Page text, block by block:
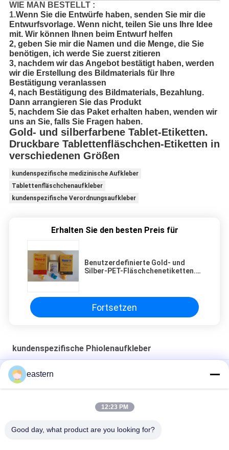
WIE MAN BESTELLT :
1.Wenn Sie die Entwürfe haben, senden Sie mir die
Entwurfsvorlage. Wenn nicht, teilen Sie uns Ihre Idee
mit. Wir können Ihnen beim Entwurf helfen
2, geben Sie mir die Namen und die Menge, die Sie
benötigen, ich werde Sie zuerst zitieren
3, nachdem wir das Angebot bestätigt haben, werden
wir die Erstellung des Bildmaterials für Ihre
Bestätigung veranlassen
4, nach Bestätigung des Bildmaterials, Bezahlung.
Dann arrangieren Sie das Produkt
5, nachdem Sie das Paket erhalten haben, wenden wir
uns an Sie, falls Sie Fragen haben.
Gold- und silberfarbene Tablet-Etiketten.
Druckbare Tablettenfläschchen-Etiketten in
verschiedenen Größen
kundenspezifische medizinische Aufkleber
Tablettenfläschchenaufkleber
kundenspezifische Verordnungsaufkleber
Erhalten Sie den besten Preis für
Benutzerdefinierte Gold- und
Silber-PET-Fläschchenetiketten.
verschiedenen Größen
Fortsetzen
kundenspezifische Phiolenaufkleber
Sus 250 10 ml Glasflaschen Etiketten
Aufkleber für 10 ml Flaschen
HG H 100IU 10 FLAGEN Etiketten Somatropin 1
eastern
12:23 PM
Good day, what product are you looking for?